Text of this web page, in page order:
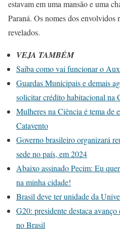
estavam em uma mansão e uma
Paraná. Os nomes dos envolvidos
revelados.
VEJA TAMBÉM
Saiba como vai funcionar o
Guardas Municipais e demais
solicitar crédito habitacional na
Mulheres na Ciência é tema de
Catavento
Governo brasileiro organizará
sede no país, em 2024
Abaixo assinado Pecim: Eu
na minha cidade!
Brasil deve ter unidade da
G20: presidente destaca
no Brasil